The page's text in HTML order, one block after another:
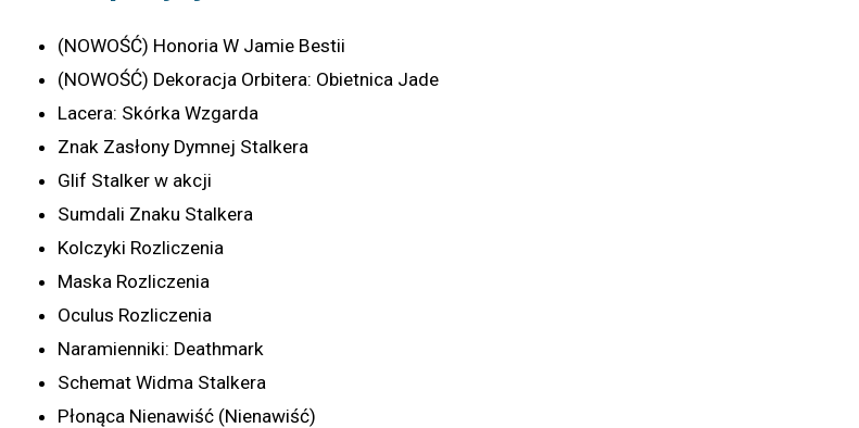
(NOWOŚĆ) Honoria W Jamie Bestii
(NOWOŚĆ) Dekoracja Orbitera: Obietnica Jade
Lacera: Skórka Wzgarda
Znak Zasłony Dymnej Stalkera
Glif Stalker w akcji
Sumdali Znaku Stalkera
Kolczyki Rozliczenia
Maska Rozliczenia
Oculus Rozliczenia
Naramienniki: Deathmark
Schemat Widma Stalkera
Płonąca Nienawiść (Nienawiść)